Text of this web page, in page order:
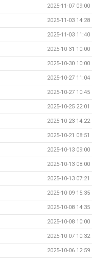
2025-11-07 09:00
2025-11-03 14:28
2025-11-03 11:40
2025-10-31 10:00
2025-10-30 10:00
2025-10-27 11:04
2025-10-27 10:45
2025-10-25 22:01
2025-10-23 14:22
2025-10-21 08:51
2025-10-13 09:00
2025-10-13 08:00
2025-10-13 07:21
2025-10-09 15:35
2025-10-08 14:35
2025-10-08 10:00
2025-10-07 10:32
2025-10-06 12:59